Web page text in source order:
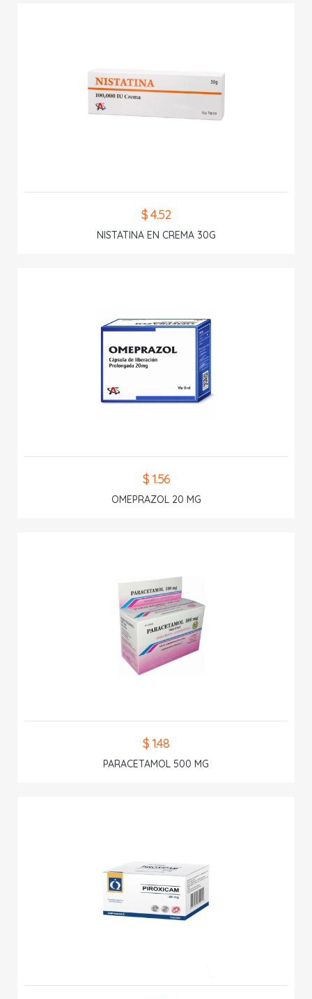
$ 4.52
NISTATINA EN CREMA 30G
$ 1.56
OMEPRAZOL 20 MG
$ 1.48
PARACETAMOL 500 MG